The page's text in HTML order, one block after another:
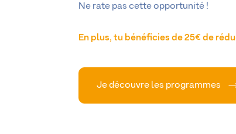
Ne rate pas cette opportunité !
En plus, tu bénéficies de 25€ de
Je découvre les programmes